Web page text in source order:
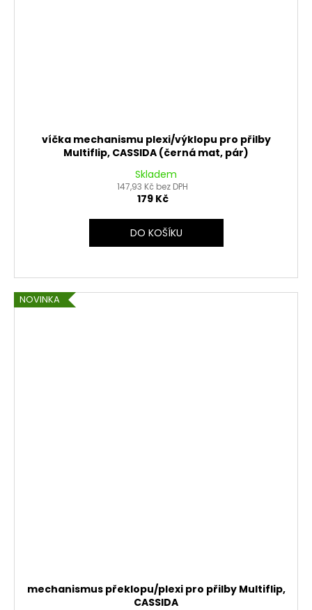
víčka mechanismu plexi/výklopu pro přilby
Multiflip, CASSIDA (černá mat, pár)
Skladem
147,93 Kč bez DPH
179 Kč
DO KOŠÍKU
NOVINKA
mechanismus překlopu/plexi pro přilby Multiflip,
CASSIDA